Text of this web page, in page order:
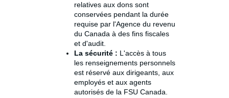
relatives aux dons sont
conservées pendant la durée
requise par l'Agence du revenu
du Canada à des fins fiscales
et d'audit.
La sécurité : L'accès à tous
les renseignements personnels
est réservé aux dirigeants, aux
employés et aux agents
autorisés de la FSU Canada.